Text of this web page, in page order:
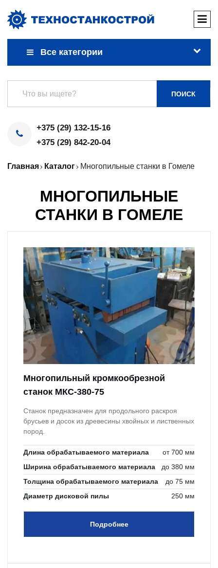
Все категории
ПОИСК
+375 (29) 132-15-16
+375 (29) 842-20-04
Главная Каталог Многопильные станки в Гомеле
МНОГОПИЛЬНЫЕ
СТАНКИ В ГОМЕЛЕ
Многопильный кромкообрезной
станок МКС-380-75
Станок предназначен для продольного раскроя
брусьев и досок из древесины хвойных и лиственных
пород.
Длина обрабатываемого материала
от 700 мм
Ширина обрабатываемого материала
до 380 мм
Толщина обрабатываемого материала
до 75 мм
Диаметр дисковой пилы
250 мм
Подробнее